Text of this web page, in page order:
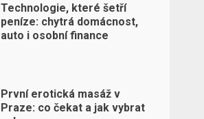
Technologie, které šetří
peníze: chytrá domácnost,
auto i osobní finance
První erotická masáž v
Praze: co čekat a jak vybrat